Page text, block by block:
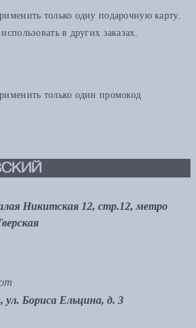
только одну подарочную карту.
в других заказах.
только один промокод
Никитская 12, стр.12, метро
ул. Бориса Ельцина, д. 3